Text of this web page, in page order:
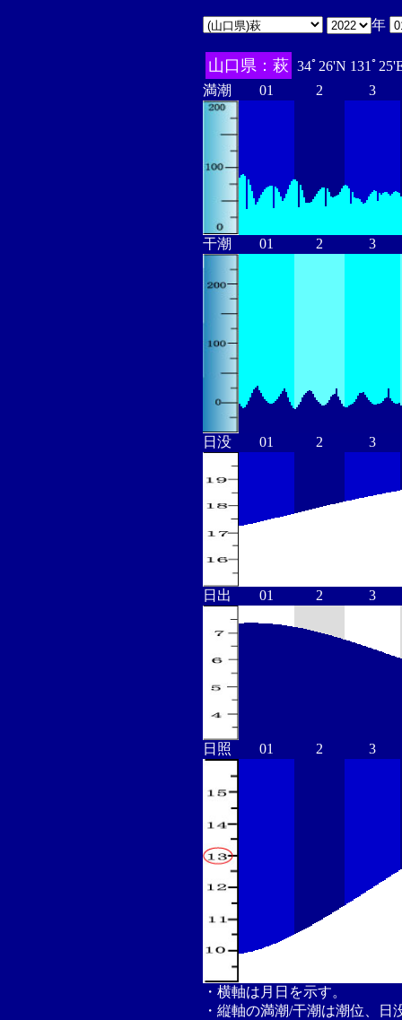
年
山口県：萩 34ﾟ26'N 131ﾟ
満潮
01 2 3
干潮 01 2 3
日没 01 2 3
日出 01 2 3
日照 01 2 3
・横軸は月日を示す。
・縦軸の満潮/干潮は潮位、